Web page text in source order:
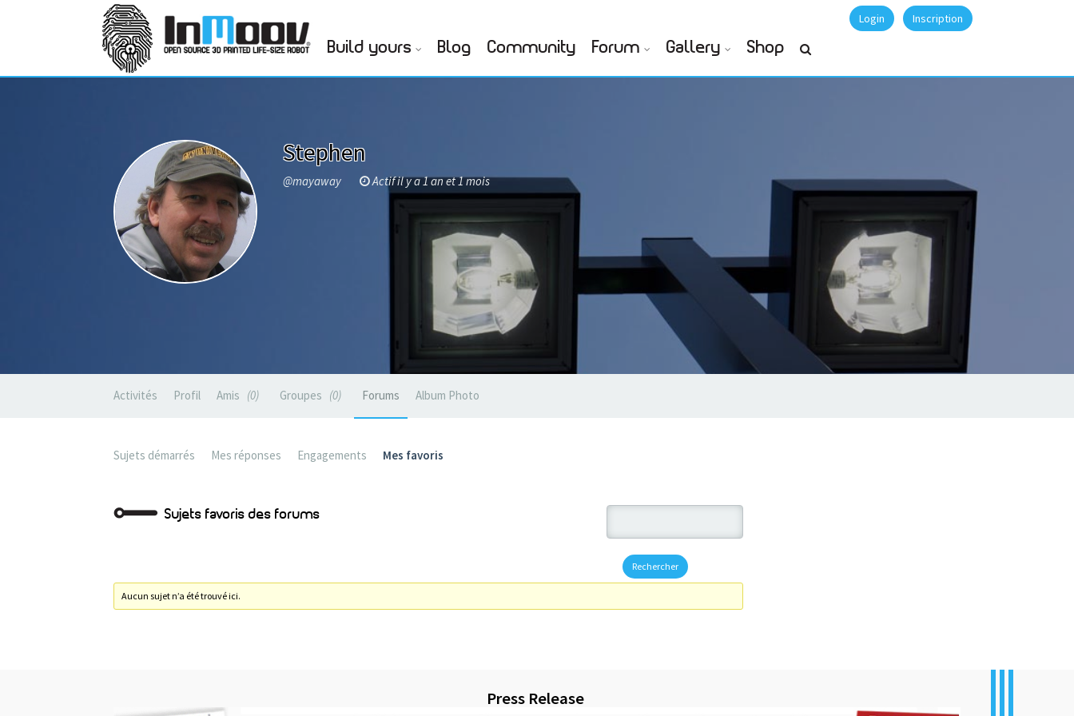
Login Inscription
Build yours Blog Community Forum Gallery Shop
Stephen
@mayaway Actif il y a 1 an et 1 mois
Activités Profil Amis 0 Groupes 0 Forums Album Photo
Sujets démarrés Mes réponses Engagements Mes favoris
Sujets favoris des forums
Aucun sujet n’a été trouvé ici.
Press Release